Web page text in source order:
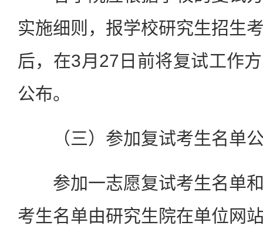
实施细则，报学校研究生招生
后，在3月27日前将复试工作
公布。
（三）参加复试考生名单
参加一志愿复试考生名单和
考生名单由研究生院在单位网